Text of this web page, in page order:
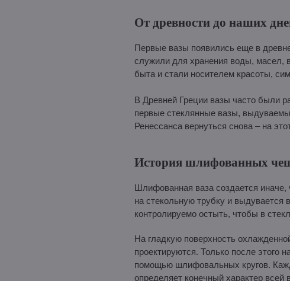
От древности до наших
Первые вазы появились еще в
служили для хранения воды, масел,
быта и стали носителем красоты,
В Древней Греции вазы часто были
первые стеклянные вазы,
Ренессанса вернуться снова – на
История шлифованных
Шлифованная ваза создается иначе,
на стекольную трубку и
контролируемо остыть, чтобы в
На гладкую поверхность
проектируются. Только после этого
помощью шлифовальных кругов.
определяет конечный характер всей